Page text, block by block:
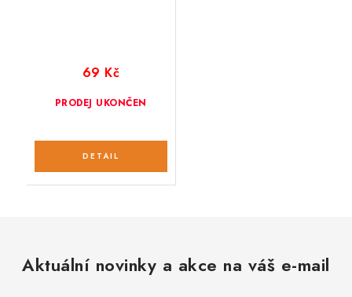
PRODEJ UKONČEN
69 Kč
Aktuální novinky a akce na váš e-mail